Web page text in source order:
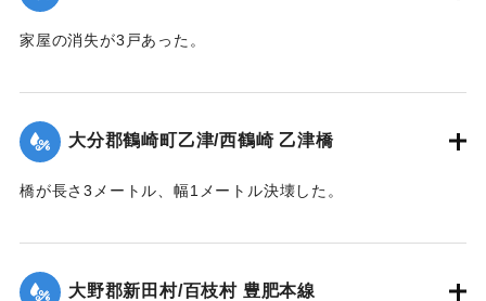
家屋の消失が3戸あった。
｜固有コード:00480025
大分郡鶴崎町乙津/西鶴崎 乙津橋
橋が長さ3メートル、幅1メートル決壊した。
｜固有コード:00480026
大野郡新田村/百枝村 豊肥本線